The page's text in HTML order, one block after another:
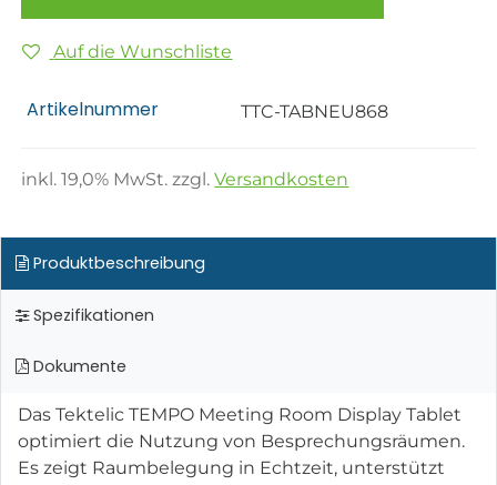
Auf die Wunschliste
Artikelnummer TTC-TABNEU868
inkl.19,0% MwSt. zzgl.Versandkosten
Produktbeschreibung
Spezifikationen
Dokumente
Das Tektelic TEMPO Meeting Room Display Tablet
optimiert die Nutzung von Besprechungsräumen.
Es zeigt Raumbelegung in Echtzeit, unterstützt